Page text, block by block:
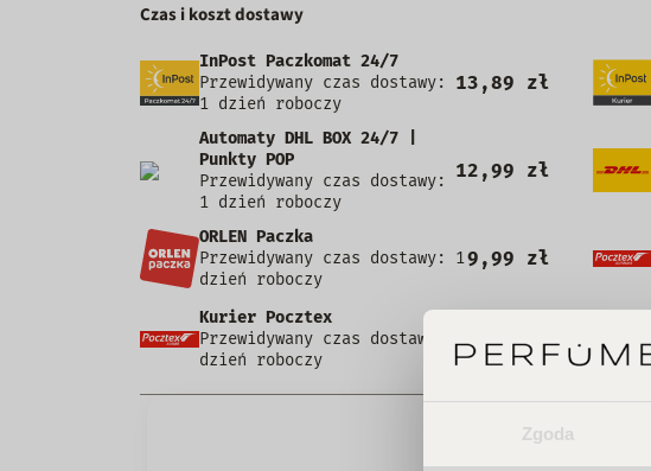
Zgoda
Czas i koszt dostawy
InPost Paczkomat 24/7
Przewidywany czas dostawy:
1 dzień roboczy
13,89 zł
Automaty DHL BOX 24/7 |
Punkty POP
Przewidywany czas dostawy:
1 dzień roboczy
12,99 zł
ORLEN Paczka
Przewidywany czas dostawy: 1
dzień roboczy
9,99 zł
Kurier Pocztex
Przewidywany czas dostawy: 1
dzień roboczy
9,90 zł